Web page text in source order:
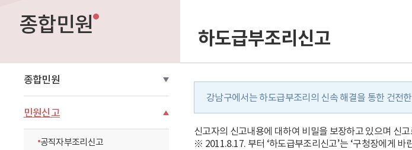
페
이
지
메
인
이
종합민원
종합민원
민원신고
공직자부조리신고
하도급부조리신고
강남구에서는 하도급부조리의 신속 해결을 통한 건전
신고자의 신고내용에 대하여 비밀을 보장하고 있으며 신
※ 2011.8.17. 부터 ‘하도급부조리신고’는 ‘구청장에게 바